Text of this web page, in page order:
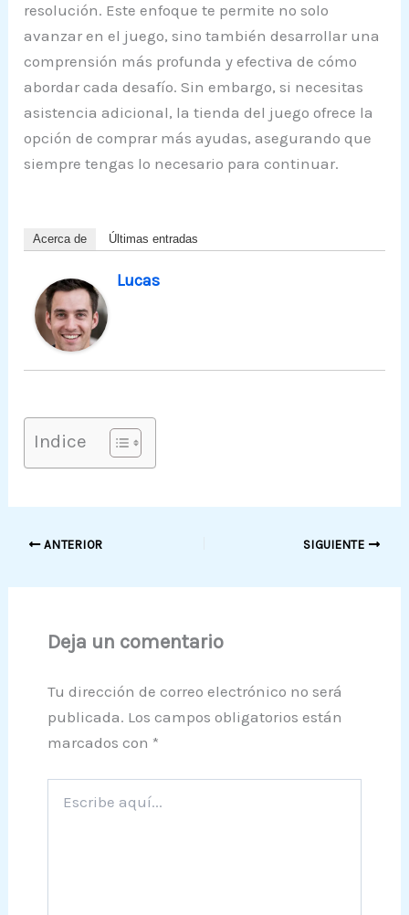
resolución. Este enfoque te permite no solo
avanzar en el juego, sino también desarrollar una
comprensión más profunda y efectiva de cómo
abordar cada desafío. Sin embargo, si necesitas
asistencia adicional, la tienda del juego ofrece la
opción de comprar más ayudas, asegurando que
siempre tengas lo necesario para continuar.
Acerca de Últimas entradas
Lucas
Indice
ANTERIOR SIGUIENTE
Deja un comentario
Tu dirección de correo electrónico no será
publicada. Los campos obligatorios están
marcados con *
aquí...